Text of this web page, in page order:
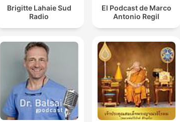
Brigitte Lahaie Sud
Radio
El Podcast de Marco
Antonio Regil